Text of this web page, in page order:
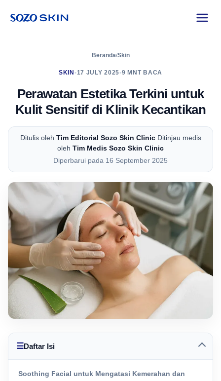
Beranda/Skin
SKIN •17 JULY 2025•9 MNT BACA
Perawatan Estetika Terkini untuk
Kulit Sensitif di Klinik Kecantikan
Ditulis oleh Tim Editorial Sozo Skin Clinic Ditinjau medis
oleh Tim Medis Sozo Skin Clinic
Diperbarui pada 16 September 2025
☰Daftar Isi
Soothing Facial untuk Mengatasi Kemerahan dan